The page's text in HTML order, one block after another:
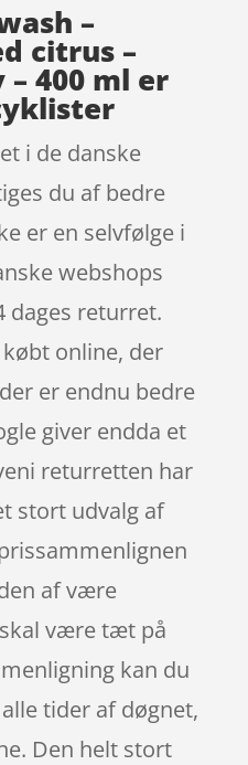
–
citrus –
400 ml er
i de danske
du af bedre
er en selvfølge i
webshops
dages returret.
online, der
er endnu bedre
giver endda et
returretten har
stort udvalg af
af være
være tæt på
kan du
tider af døgnet,
Den helt stort